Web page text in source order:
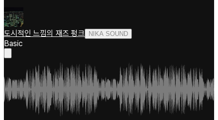
도시적인 느낌의 재즈 펑크 NIKA SOUND
Basic